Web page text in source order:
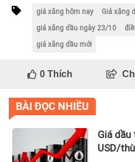
giá xăng hôm nay
Giá xăng
giá xăng dầu ngày 23/10
giá xăng dầu mới
0Thích
BÀI ĐỌC NHIỀU
Giá
USD/